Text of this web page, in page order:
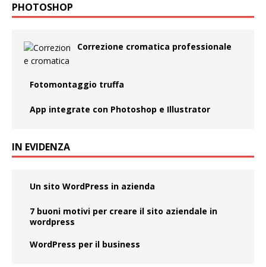
PHOTOSHOP
Correzione cromatica professionale
Fotomontaggio truffa
App integrate con Photoshop e Illustrator
IN EVIDENZA
Un sito WordPress in azienda
7 buoni motivi per creare il sito aziendale in
wordpress
WordPress per il business